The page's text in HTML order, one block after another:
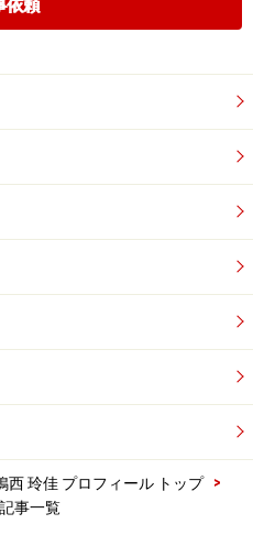
依頼
西 玲佳 プロフィール トップ
>
事一覧